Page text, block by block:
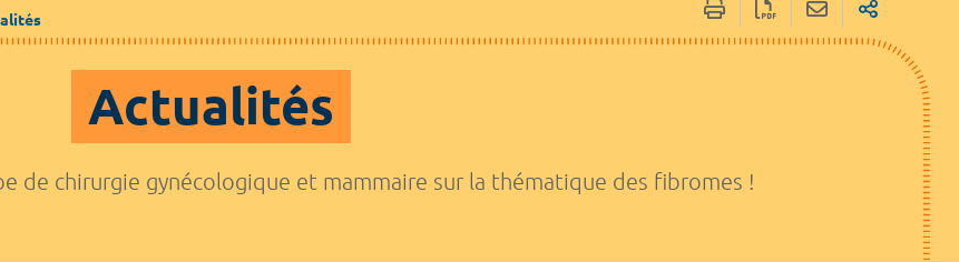
Actualités
de chirurgie gynécologique et mammaire sur la thématique des fibromes !